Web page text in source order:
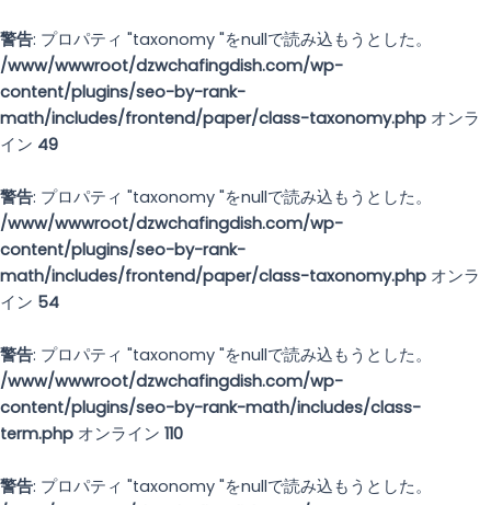
警告: プロパティ "taxonomy "をnullで読み込もうとした。
/www/wwwroot/dzwchafingdish.com/wp-
content/plugins/seo-by-rank-
math/includes/frontend/paper/class-taxonomy.php オンラ
イン 49
警告: プロパティ "taxonomy "をnullで読み込もうとした。
/www/wwwroot/dzwchafingdish.com/wp-
content/plugins/seo-by-rank-
math/includes/frontend/paper/class-taxonomy.php オンラ
イン 54
警告: プロパティ "taxonomy "をnullで読み込もうとした。
/www/wwwroot/dzwchafingdish.com/wp-
content/plugins/seo-by-rank-math/includes/class-
term.php オンライン 110
警告: プロパティ "taxonomy "をnullで読み込もうとした。
容
を
ス
キ
ッ
す
る